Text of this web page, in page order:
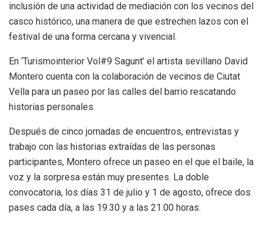
inclusión de una actividad de mediación con los vecinos del
casco histórico, una manera de que estrechen lazos con el
festival de una forma cercana y vivencial.
En ‘Turismointerior Vol#9 Sagunt’ el artista sevillano David
Montero cuenta con la colaboración de vecinos de Ciutat
Vella para un paseo por las calles del barrio rescatando
historias personales.
Después de cinco jornadas de encuentros, entrevistas y
trabajo con las historias extraídas de las personas
participantes, Montero ofrece un paseo en el que el baile, la
voz y la sorpresa están muy presentes. La doble
convocatoria, los días 31 de julio y 1 de agosto, ofrece dos
pases cada día, a las 19.30 y a las 21.00 horas.